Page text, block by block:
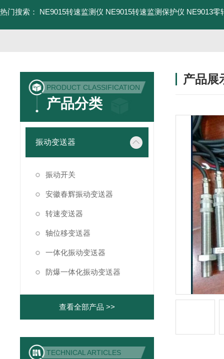
热门搜索： NE9015转速监测仪 NE9015转速监测保护仪 NE9013零
PRODUCT CLASSIFICATION
产品分类
振动变送器
振动开关
安徽春辉振动变送器
转速变送器
轴位移变送器
一体化振动变送器
防爆一体化振动变送器
查看全部产品 >>
TECHNICAL ARTICLES
产品展